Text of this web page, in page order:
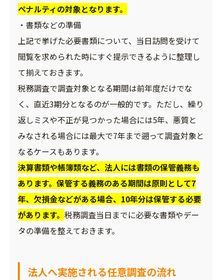
ペナルティの対象となります。
・書類などの準備
上記で挙げた必要書類について、当日訪問を受けて
閲覧を求められた時にすぐ提示できるように整理し
て揃えておきます。
税務調査で調査対象となる期間は前年度だけでな
く、直近3期分となるのが一般的です。ただし、繰り
返しミスや不正が見つかった場合には5年、悪質と
みなされる場合には最大で7年まで遡って調査対象と
なるケースもあります。
決算書類や帳簿類など、法人には書類の保管義務も
あります。保管する義務のある期間は原則として7
年、欠損金などがある場合、10年分は保管する必要
があります。 税務調査当日までに必要な書類やデー
タの準備を整えておきます。
法人へ実施される任意調査の流れ